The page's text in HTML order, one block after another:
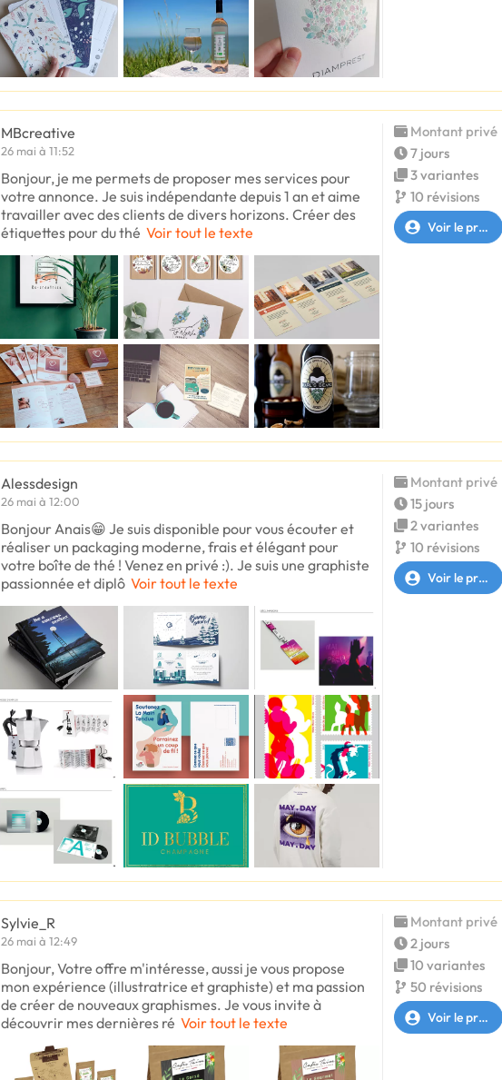
MBcreative
26 mai à 11:52
Bonjour, je me permets de proposer mes services pour
votre annonce. Je suis indépendante depuis 1 an et aime
travailler avec des clients de divers horizons. Créer des
étiquettes pour du thé Voir tout le texte
Montant privé
7 jours
3 variantes
10 révisions
Voir le profil
Alessdesign
26 mai à 12:00
Bonjour Anais😁 Je suis disponible pour vous écouter et
réaliser un packaging moderne, frais et élégant pour
votre boîte de thé ! Venez en privé :). Je suis une graphiste
passionnée et diplô Voir tout le texte
Montant privé
15 jours
2 variantes
10 révisions
Voir le profil
Sylvie_R
26 mai à 12:49
Bonjour, Votre offre m'intéresse, aussi je vous propose
mon expérience (illustratrice et graphiste) et ma passion
de créer de nouveaux graphismes. Je vous invite à
découvrir mes dernières ré Voir tout le texte
Montant privé
2 jours
10 variantes
50 révisions
Voir le profil